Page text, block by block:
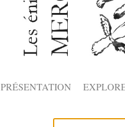
PRÉSENTATION